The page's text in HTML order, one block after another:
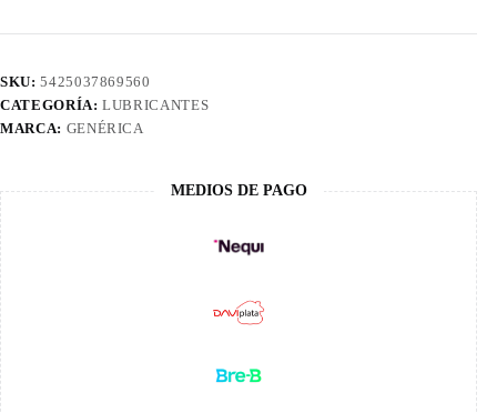
5L
4500501
SKU:5425037869560
CATEGORÍA:LUBRICANTES
MARCA: GENÉRICA
MEDIOS DE PAGO